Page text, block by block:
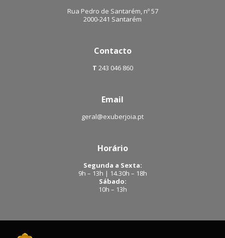
Rua Pedro de Santarém, nº 57
2000-241 Santarém
Contacto
T 243 046 860
Email
geral@exuberjoia.pt
Horário
Segunda a Sexta:
9h – 13h | 14.30h – 18h
Sábado:
10h – 13h